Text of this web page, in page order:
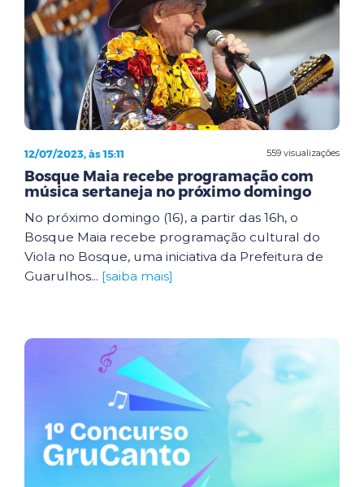
559 visualizações
12/07/2023, às 15:11
Bosque Maia recebe programação com
música sertaneja no próximo domingo
No próximo domingo (16), a partir das 16h, o
Bosque Maia recebe programação cultural do
Viola no Bosque, uma iniciativa da Prefeitura de
Guarulhos... [saiba mais]